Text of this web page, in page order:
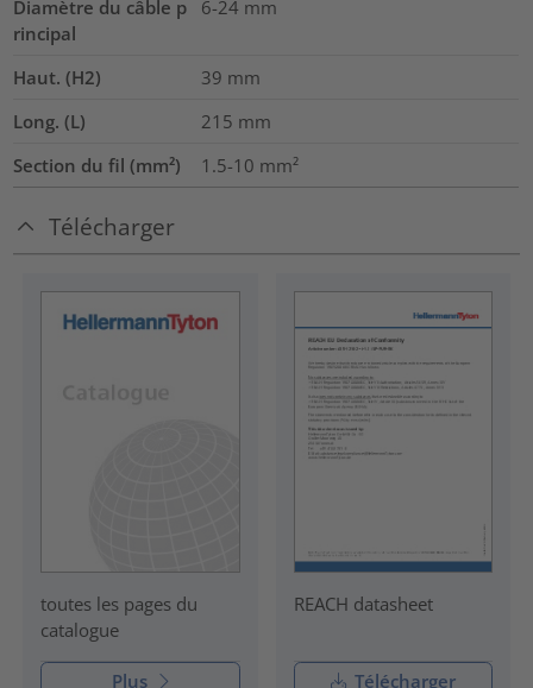
Diamètre du câble p
rincipal
6-24 mm
Haut. (H2) 39 mm
Long. (L)
215 mm
Section du fil (mm²)
1.5-10 mm²
Télécharger
toutes les pages du
catalogue
Plus
REACH datasheet
Télécharger